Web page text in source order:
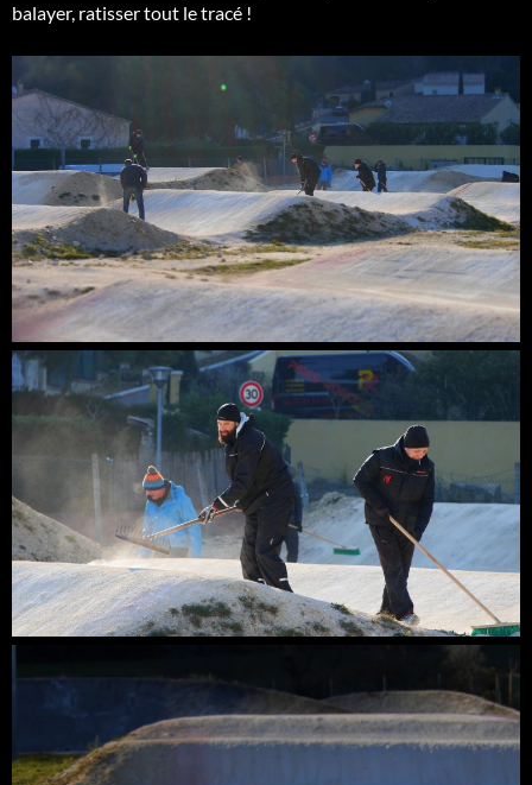
balayer, ratisser tout le tracé !